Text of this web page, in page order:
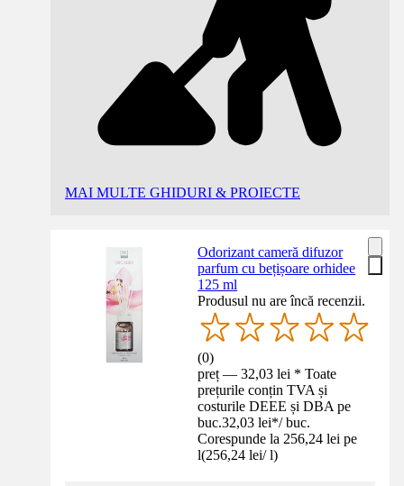
MAI MULTE GHIDURI & PROIECTE
Odorizant cameră difuzor
parfum cu bețișoare orhidee
125 ml
Produsul nu are încă recenzii.
(0)
preț — 32,03 lei * Toate
prețurile conțin TVA și
costurile DEEE și DBA pe
buc.32,03 lei*/ buc.
Corespunde la 256,24 lei pe
l(256,24 lei/ l)